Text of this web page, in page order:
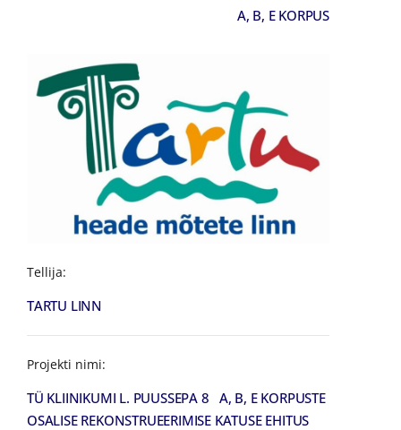
A, B, E KORPUS
Tellija:
TARTU LINN
Projekti nimi:
TÜ KLIINIKUMI L. PUUSSEPA 8 A, B, E KORPUSTE
OSALISE REKONSTRUEERIMISE KATUSE EHITUS